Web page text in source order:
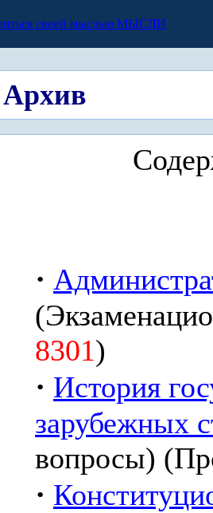
МЫСЛИ
Архив
·
8301)
· История
зарубежных
вопросы)
·